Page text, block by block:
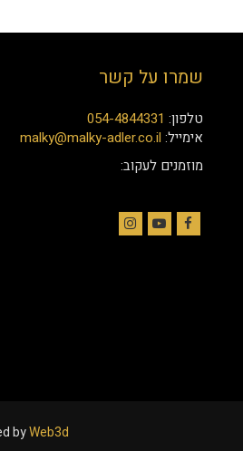
שמרו על קשר
טלפון: 054-4844331
אימייל: malky@malky-adler.co.il
מוזמנים לעקוב:
byWeb3d